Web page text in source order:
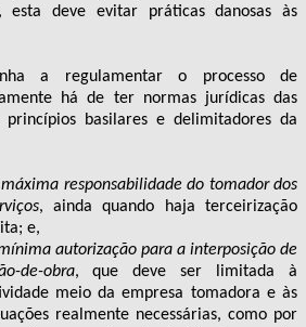
esta deve evitar práticas danosas às
a regulamentar o processo de
há de ter normas jurídicas das
princípios basilares e delimitadores da
máxima responsabilidade do tomador dos
, ainda quando haja terceirização
e,
autorização para a interposição de
de-obra, que deve ser limitada à
meio da empresa tomadora e às
realmente necessárias, como por